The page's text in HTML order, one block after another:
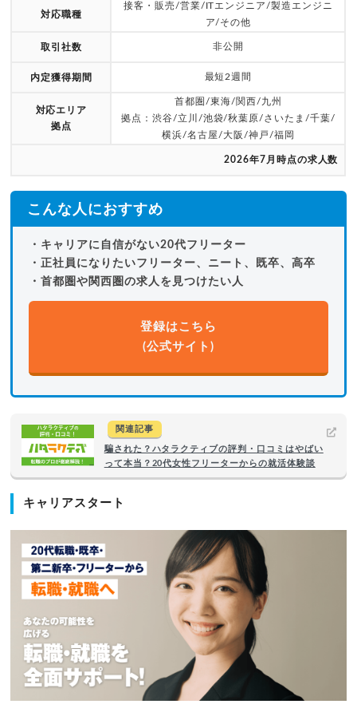
対応職種
接客・販売/営業/ITエンジニア/製造エンジニ
ア/その他
取引社数 非公開
内定獲得期間 最短2週間
対応エリア
拠点
首都圏/東海/関西/九州
拠点：渋谷/立川/池袋/秋葉原/さいたま/千葉/
横浜/名古屋/大阪/神戸/福岡
2026年7月時点の求人数
こんな人におすすめ
・キャリアに自信がない20代フリーター
・正社員になりたいフリーター、ニート、既卒、高卒
・首都圏や関西圏の求人を見つけたい人
登録はこちら
(公式サイト)
関連記事
騙された？ハタラクティブの評判・口コミはやばい
って本当？20代女性フリーターからの就活体験談
キャリアスタート